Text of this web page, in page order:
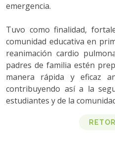
emergencia.
Tuvo como finalidad,
comunidad educativa en
reanimación cardio
padres de familia estén
manera rápida y eficaz
contribuyendo así a la
estudiantes y de la